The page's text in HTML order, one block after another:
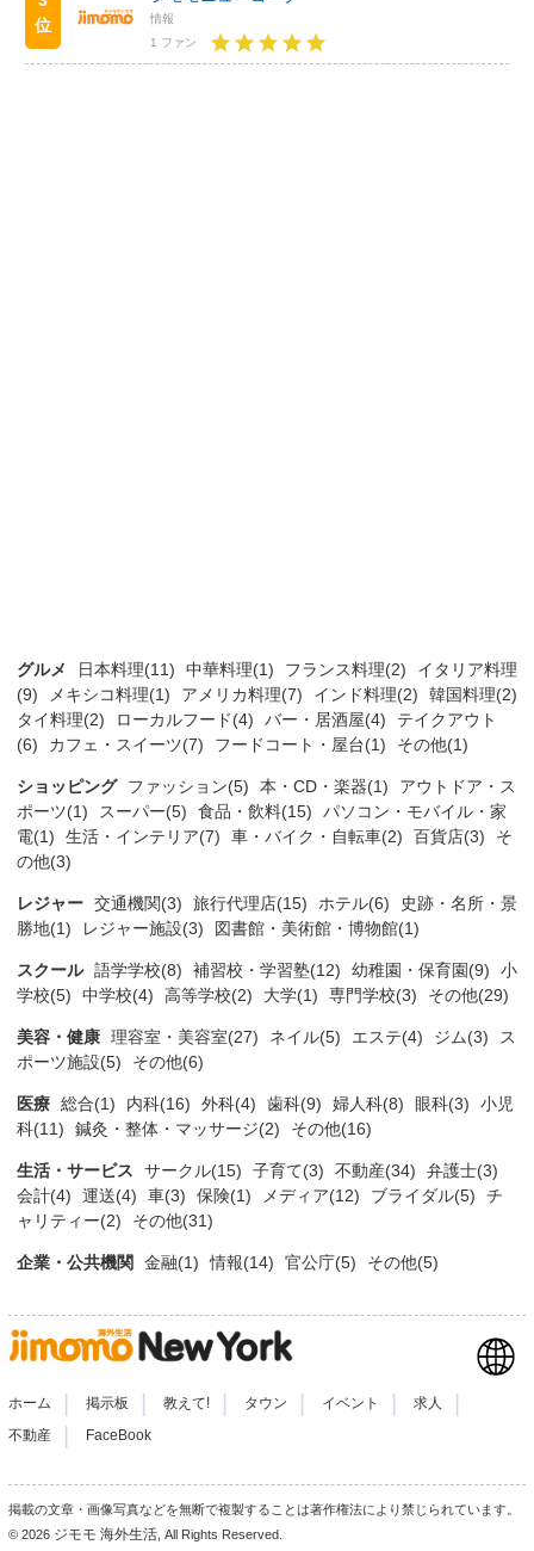
位
情報
1 ファン
グルメ 日本料理(11) 中華料理(1) フランス料理(2)
イタリア料理
(9)
メキシコ料理(1) アメリカ料理(7) インド料理(2)
韓国料理(2)
タイ料理(2)
ローカルフード(4) バー・居酒屋(4)
テイクアウト
(6)
カフェ・スイーツ(7) フードコート・屋台(1) その他(1)
ショッピング ファッション(5) 本・CD・楽器(1)
アウトドア・ス
ポーツ(1)
スーパー(5) 食品・飲料(15)
パソコン・モバイル・家
電(1)
生活・インテリア(7) 車・バイク・自転車(2) 百貨店(3)
そ
の他(3)
レジャー 交通機関(3) 旅行代理店(15) ホテル(6)
史跡・名所・景
勝地(1)
レジャー施設(3) 図書館・美術館・博物館(1)
スクール 語学学校(8) 補習校・学習塾(12) 幼稚園・保育園(9)
小
学校(5)
中学校(4) 高等学校(2) 大学(1) 専門学校(3) その他(29)
美容・健康 理容室・美容室(27) ネイル(5) エステ(4) ジム(3)
ス
ポーツ施設(5)
その他(6)
医療 総合(1) 内科(16) 外科(4) 歯科(9) 婦人科(8) 眼科(3)
小児
科(11)
鍼灸・整体・マッサージ(2) その他(16)
生活・サービス サークル(15) 子育て(3) 不動産(34)
弁護士(3)
会計(4)
運送(4) 車(3) 保険(1) メディア(12) ブライダル(5)
チ
ャリティー(2)
その他(31)
企業・公共機関 金融(1) 情報(14) 官公庁(5) その他(5)
ホーム 掲示板 教えて! タウン イベント 求人
不動産 FaceBook
掲載の文章・画像写真などを無断で複製することは著作権法により禁じられています。
© 2026 ジモモ 海外生活 , All Rights Reserved.